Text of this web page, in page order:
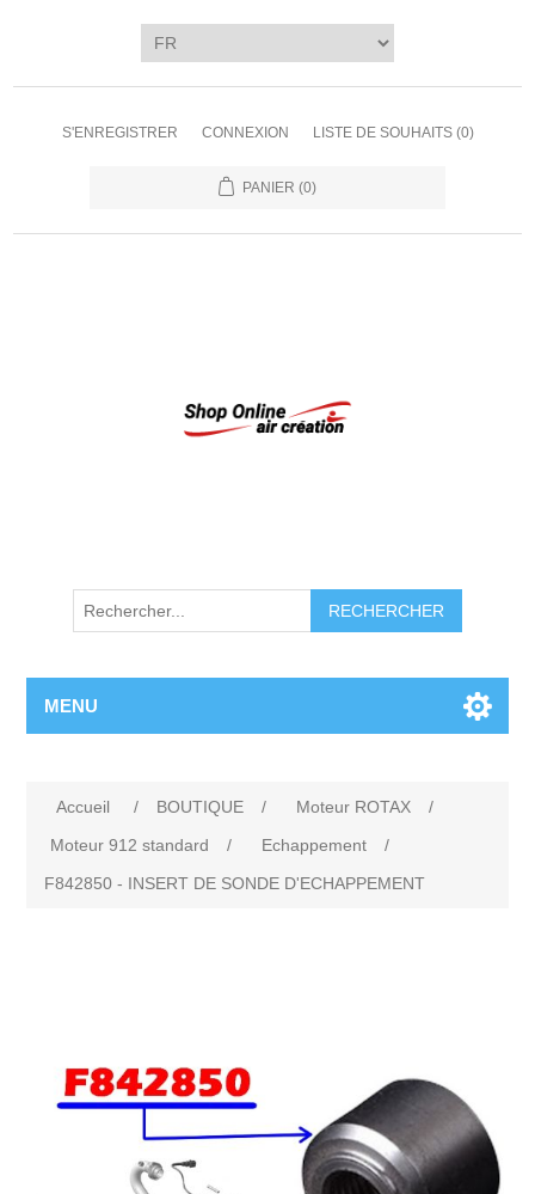
S'ENREGISTRER CONNEXION LISTE DE SOUHAITS (0)
PANIER (0)
RECHERCHER
MENU
Accueil / BOUTIQUE / Moteur ROTAX
/
Moteur 912 standard
/ Echappement
/
F842850 - INSERT DE SONDE D'ECHAPPEMENT